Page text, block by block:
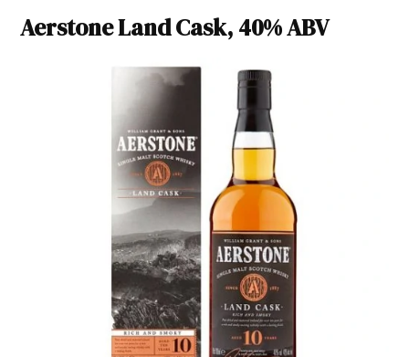
Aerstone Land Cask, 40% ABV